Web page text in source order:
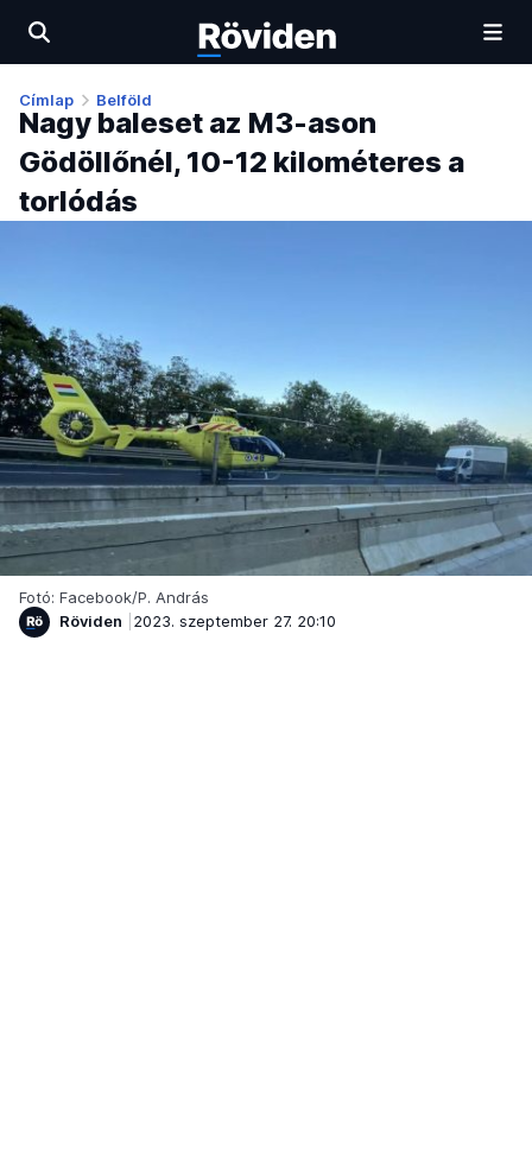
Címlap Belföld
Nagy baleset az M3-ason
Gödöllőnél, 10-12 kilométeres a
torlódás
Fotó: Facebook/P. András
Röviden
2023. szeptember 27. 20:10